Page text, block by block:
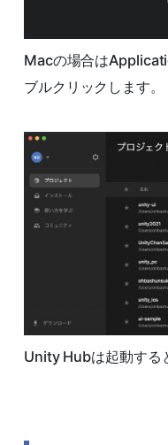
Macの場合は
ブルクリックします。
Unity Hubは起動する